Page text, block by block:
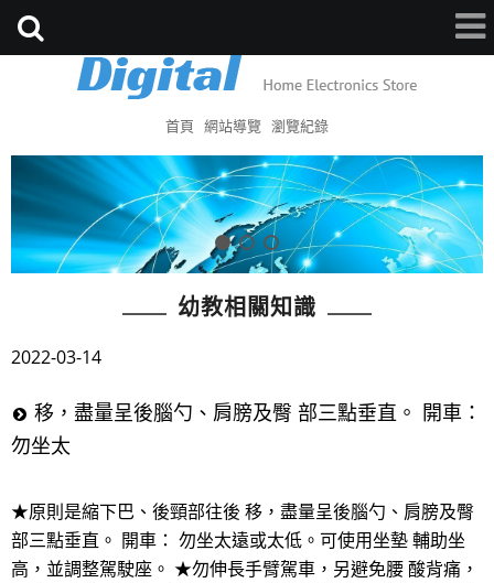
首頁 網站導覽 瀏覽紀錄
幼教相關知識
2022-03-14
移，盡量呈後腦勺、肩膀及臀 部三點垂直。 開車：
勿坐太
★原則是縮下巴、後頸部往後 移，盡量呈後腦勺、肩膀及臀
部三點垂直。 開車： 勿坐太遠或太低。可使用坐墊 輔助坐
高，並調整駕駛座。 ★勿伸長手臂駕車，另避免腰 酸背痛，